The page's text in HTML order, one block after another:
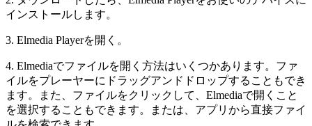
インストールします。
3. Elmedia Playerを開く。
4. Elmediaでファイルを開く方法はいくつかあります。ファ
イルをプレーヤーにドラッグアンドドロップすることもでき
ます。また、ファイルをクリックして、Elmediaで開くこと
を選択することもできます。または、アプリから直接ファイ